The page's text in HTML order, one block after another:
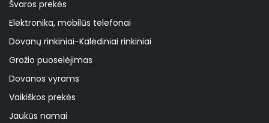
Švaros prekės
Elektronika, mobilūs telefonai
Dovanų rinkiniai-Kalėdiniai rinkiniai
Grožio puoselėjimas
Dovanos vyrams
Vaikiškos prekės
Jaukūs namai